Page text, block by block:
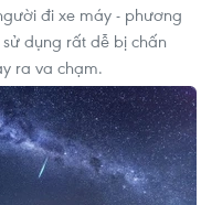
đi xe máy - phương
dụng rất dễ bị chấn
ra va chạm.